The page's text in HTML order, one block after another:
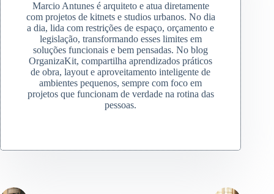
Marcio Antunes é arquiteto e atua diretamente
com projetos de kitnets e studios urbanos. No dia
a dia, lida com restrições de espaço, orçamento e
legislação, transformando esses limites em
soluções funcionais e bem pensadas. No blog
OrganizaKit, compartilha aprendizados práticos
de obra, layout e aproveitamento inteligente de
ambientes pequenos, sempre com foco em
projetos que funcionam de verdade na rotina das
pessoas.